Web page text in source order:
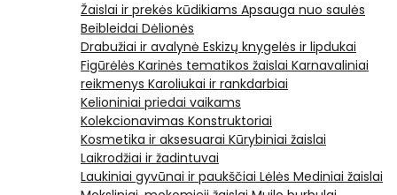
Žaislai ir prekės kūdikiams Apsauga nuo saulės
Beibleidai Dėlionės
Drabužiai ir avalynė Eskizų knygelės ir lipdukai
Figūrėlės Karinės tematikos žaislai Karnavaliniai
reikmenys Karoliukai ir rankdarbiai
Kelioniniai priedai vaikams
Kolekcionavimas Konstruktoriai
Kosmetika ir aksesuarai Kūrybiniai žaislai
Laikrodžiai ir žadintuvai
Laukiniai gyvūnai ir paukščiai Lėlės Mediniai žaislai